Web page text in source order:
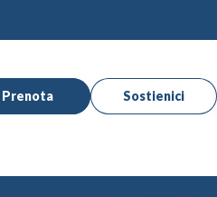
Prenota Sostienici